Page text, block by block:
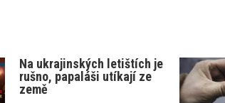
Na ukrajinských letištích je
rušno, papaláši utíkají ze
země